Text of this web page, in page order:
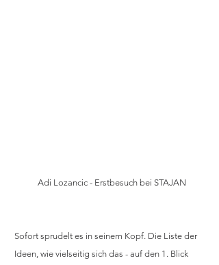
Adi Lozancic - Erstbesuch bei STAJAN
Sofort sprudelt es in seinem Kopf. Die Liste der
Ideen, wie vielseitig sich das - auf den 1. Blick